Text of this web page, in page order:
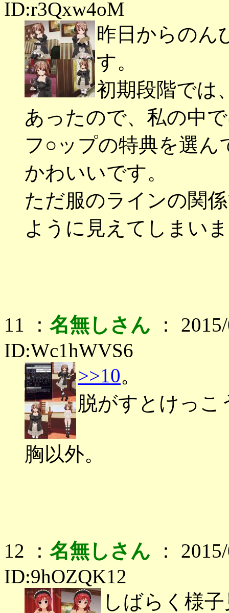
ID:r3Qxw4oM
昨日からのん
す。
初期段階では
あったので、私の中
フ○ップの特典を選ん
かわいいです。
ただ服のラインの関
ように見えてしまい
11 ： 名無しさん ：
ID:Wc1hWVS6
>>10。
脱がすとけっこ
胸以外。
12 ： 名無しさん ：
ID:9hOZQK12
しばらく様